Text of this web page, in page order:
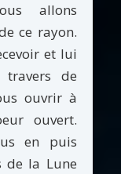
allons
ce rayon.
et lui
de
ouvrir à
ouvert.
en puis
de la Lune